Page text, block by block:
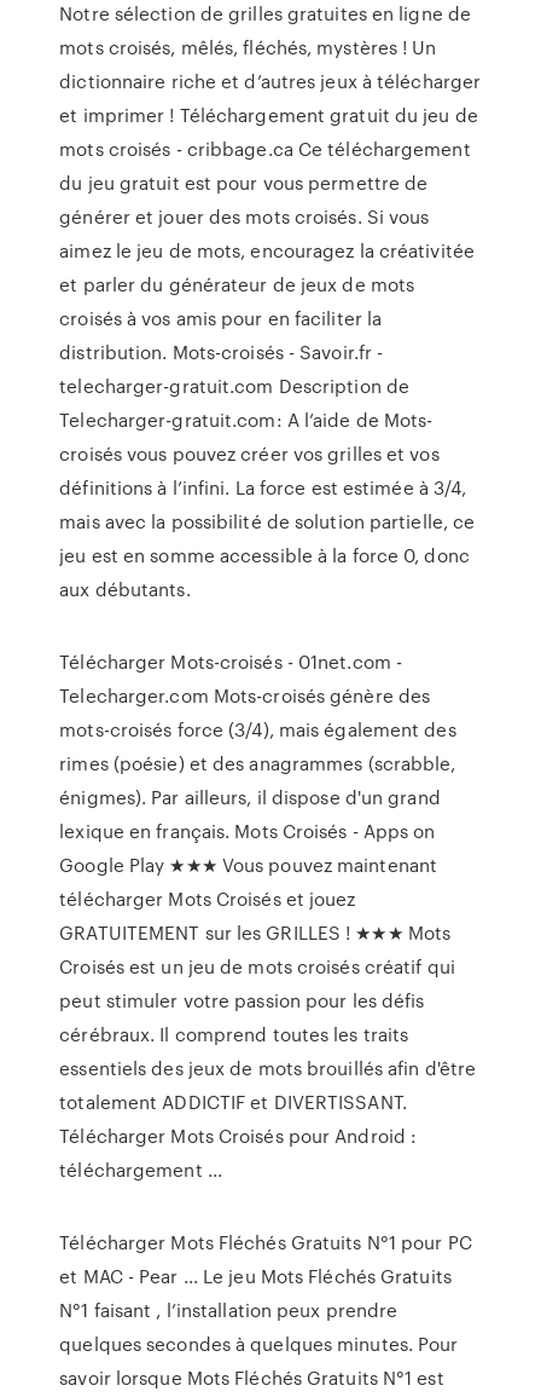
Notre sélection de grilles gratuites en ligne de
mots croisés, mêlés, fléchés, mystères ! Un
dictionnaire riche et d’autres jeux à télécharger
et imprimer ! Téléchargement gratuit du jeu de
mots croisés - cribbage.ca Ce téléchargement
du jeu gratuit est pour vous permettre de
générer et jouer des mots croisés. Si vous
aimez le jeu de mots, encouragez la créativitée
et parler du générateur de jeux de mots
croisés à vos amis pour en faciliter la
distribution. Mots-croisés - Savoir.fr -
telecharger-gratuit.com Description de
Telecharger-gratuit.com: A l’aide de Mots-
croisés vous pouvez créer vos grilles et vos
définitions à l’infini. La force est estimée à 3/4,
mais avec la possibilité de solution partielle, ce
jeu est en somme accessible à la force 0, donc
aux débutants.
Télécharger Mots-croisés - 01net.com -
Telecharger.com Mots-croisés génère des
mots-croisés force (3/4), mais également des
rimes (poésie) et des anagrammes (scrabble,
énigmes). Par ailleurs, il dispose d'un grand
lexique en français. Mots Croisés - Apps on
Google Play ★★★ Vous pouvez maintenant
télécharger Mots Croisés et jouez
GRATUITEMENT sur les GRILLES ! ★★★ Mots
Croisés est un jeu de mots croisés créatif qui
peut stimuler votre passion pour les défis
cérébraux. Il comprend toutes les traits
essentiels des jeux de mots brouillés afin d'être
totalement ADDICTIF et DIVERTISSANT.
Télécharger Mots Croisés pour Android :
téléchargement ...
Télécharger Mots Fléchés Gratuits N°1 pour PC
et MAC - Pear ... Le jeu Mots Fléchés Gratuits
N°1 faisant , l’installation peux prendre
quelques secondes à quelques minutes. Pour
savoir lorsque Mots Fléchés Gratuits N°1 est